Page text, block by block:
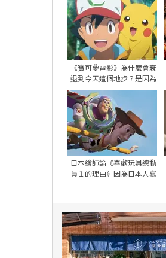
電是真的跟遊戲一樣會有透
出骨頭的演出
《寶可夢電影》為什麼會衰
退到今天這個地步？是因為
小智畢業的影響嗎？
日本繪師論《喜歡玩具總動
員１的理由》因為日本人寫